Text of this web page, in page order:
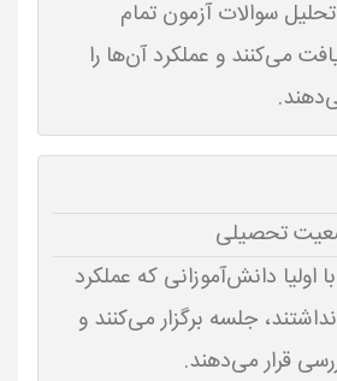
سوالات آزمون تمام
می‌کنند و عملکرد آن‌ها را
تحصیلی
اولیا دانش‌آموزانی که عملکرد
جلسه برگزار می‌کنند و
قرار می‌دهند.